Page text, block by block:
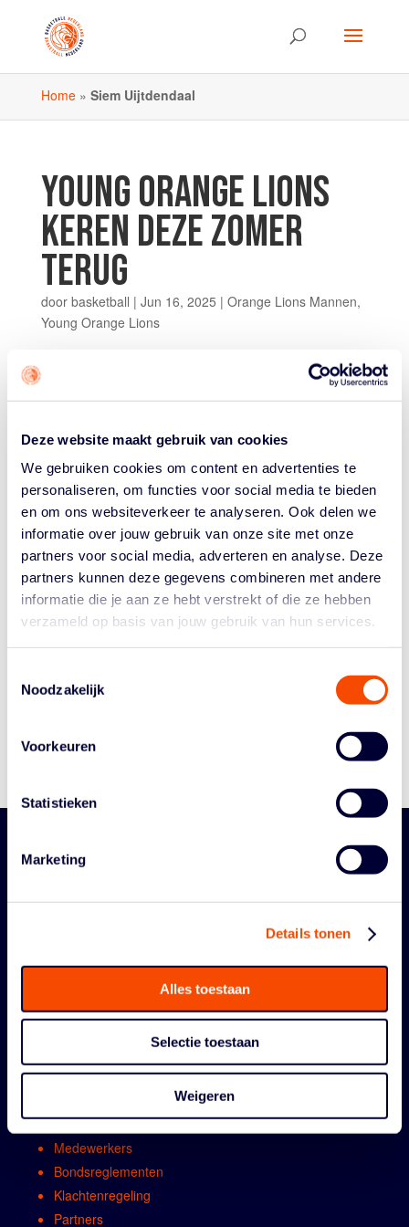
Deze website maakt gebruik van cookies
We gebruiken cookies om content en advertenties te
personaliseren, om functies voor social media te bieden
en om ons websiteverkeer te analyseren. Ook delen we
informatie over jouw gebruik van onze site met onze
partners voor social media, adverteren en analyse. Deze
partners kunnen deze gegevens combineren met andere
informatie die je aan ze hebt verstrekt of die ze hebben
verzameld op basis van jouw gebruik van hun services.
Noodzakelijk
Voorkeuren
Statistieken
Marketing
Details tonen
Alles toestaan
Selectie toestaan
Weigeren
Home» Siem Uijtdendaal
YOUNG ORANGE LIONS
KEREN DEZE ZOMER
TERUG
door basketball | Jun 16, 2025 | Orange Lions Mannen,
Young Orange Lions
Het Nederlandse basketball krijgt weer een B-selectie bij
de mannen: de Young Orange Lions. Na een aantal jaar
keert dit team deze zomer terug in het
trainingsprogramma stoomt een groep jonge, talentvolle
internationals...
Bestuur En Commissies
Reglementen
Algemene vergadring
Comissies en werkgroepen
Medewerkers
Bondsreglementen
Klachtenregeling
Partners